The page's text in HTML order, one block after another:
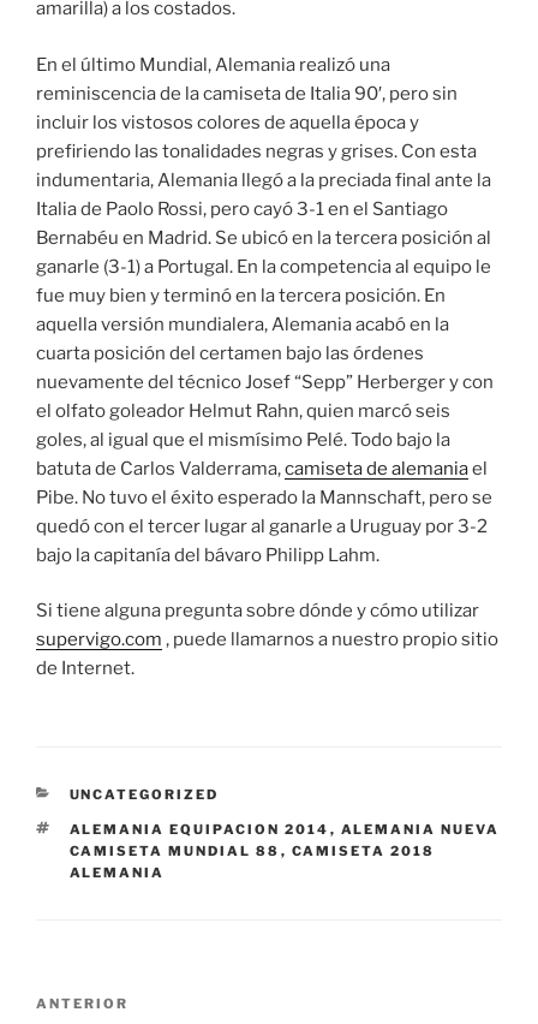
amarilla) a los costados.
En el último Mundial, Alemania realizó una
reminiscencia de la camiseta de Italia 90′, pero sin
incluir los vistosos colores de aquella época y
prefiriendo las tonalidades negras y grises. Con esta
indumentaria, Alemania llegó a la preciada final ante la
Italia de Paolo Rossi, pero cayó 3-1 en el Santiago
Bernabéu en Madrid. Se ubicó en la tercera posición al
ganarle (3-1) a Portugal. En la competencia al equipo le
fue muy bien y terminó en la tercera posición. En
aquella versión mundialera, Alemania acabó en la
cuarta posición del certamen bajo las órdenes
nuevamente del técnico Josef “Sepp” Herberger y con
el olfato goleador Helmut Rahn, quien marcó seis
goles, al igual que el mismísimo Pelé. Todo bajo la
batuta de Carlos Valderrama,camiseta de alemaniael
Pibe. No tuvo el éxito esperado la Mannschaft, pero se
quedó con el tercer lugar al ganarle a Uruguay por 3-2
bajo la capitanía del bávaro Philipp Lahm.
Si tiene alguna pregunta sobre dónde y cómo utilizar
supervigo.com , puede llamarnos a nuestro propio sitio
de Internet.
CATEGORÍAS
UNCATEGORIZED
ETIQUETAS
ALEMANIA EQUIPACION 2014 , ALEMANIA NUEVA
CAMISETA MUNDIAL 88 , CAMISETA 2018
ALEMANIA
Entrada
ANTERIOR